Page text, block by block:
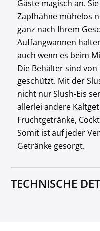
Gäste magisch an.
Zapfhähne mühelos
ganz nach Ihrem
Auffangwannen
auch wenn es beim
Die Behälter sind
geschützt. Mit der
nicht nur Slush-Eis
allerlei andere
Fruchtgetränke,
Somit ist auf jeder
Getränke gesorgt.
TECHNISCHE